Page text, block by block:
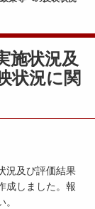
施状況及
状況に関
況及び評価結果
成しました。報